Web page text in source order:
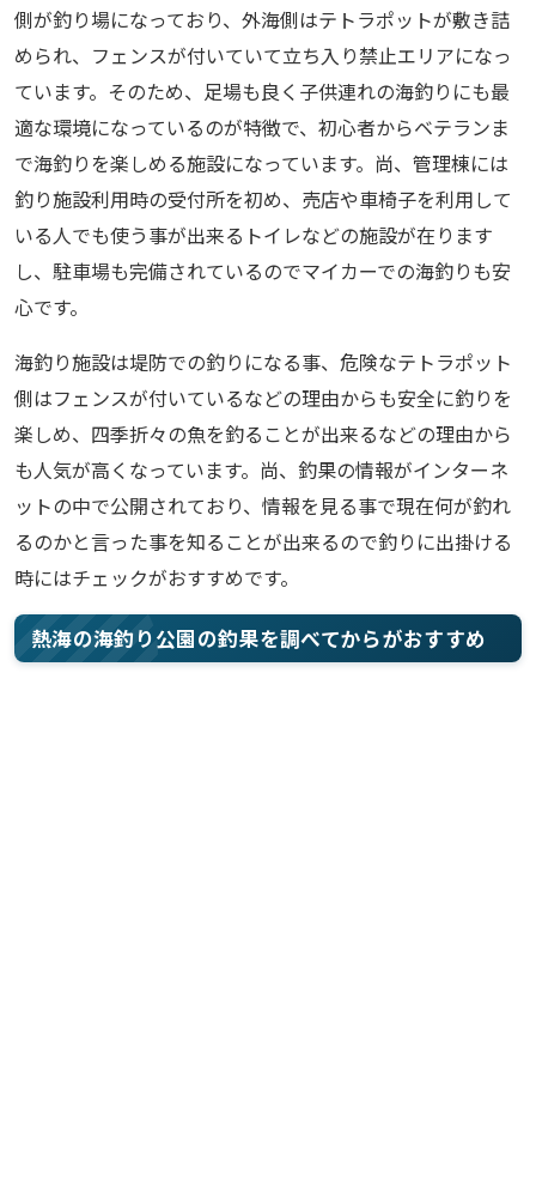
側が釣り場になっており、外海側はテトラポットが敷き詰
められ、フェンスが付いていて立ち入り禁止エリアになっ
ています。そのため、足場も良く子供連れの海釣りにも最
適な環境になっているのが特徴で、初心者からベテランま
で海釣りを楽しめる施設になっています。尚、管理棟には
釣り施設利用時の受付所を初め、売店や車椅子を利用して
いる人でも使う事が出来るトイレなどの施設が在ります
し、駐車場も完備されているのでマイカーでの海釣りも安
心です。
海釣り施設は堤防での釣りになる事、危険なテトラポット
側はフェンスが付いているなどの理由からも安全に釣りを
楽しめ、四季折々の魚を釣ることが出来るなどの理由から
も人気が高くなっています。尚、釣果の情報がインターネ
ットの中で公開されており、情報を見る事で現在何が釣れ
るのかと言った事を知ることが出来るので釣りに出掛ける
時にはチェックがおすすめです。
熱海の海釣り公園の釣果を調べてからがおすすめ